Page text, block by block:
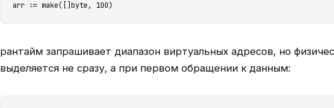
arr := make([]byte, 100)
рантайм запрашивает диапазон виртуальных адресов, но
выделяется не сразу, а при первом обращении к данным: